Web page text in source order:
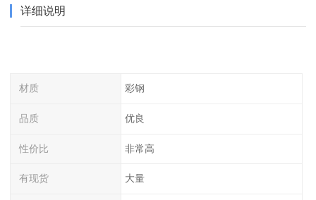
详细说明
材质 彩钢
品质 优良
性价比 非常高
有现货 大量